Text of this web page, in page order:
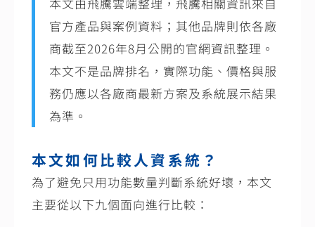
官方產品與案例資料；其他品牌則依各廠
商截至2026年8月公開的官網資訊整理。
本文不是品牌排名，實際功能、價格與服
務仍應以各廠商最新方案及系統展示結果
為準。
本文如何比較人資系統？
為了避免只用功能數量判斷系統好壞，本文
主要從以下九個面向進行比較：